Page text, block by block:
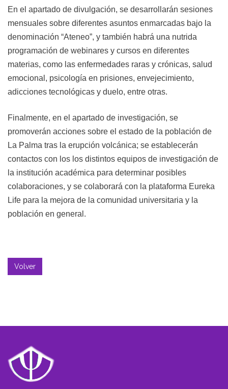
En el apartado de divulgación, se desarrollarán sesiones
mensuales sobre diferentes asuntos enmarcadas bajo la
denominación “Ateneo”, y también habrá una nutrida
programación de webinares y cursos en diferentes
materias, como las enfermedades raras y crónicas, salud
emocional, psicología en prisiones, envejecimiento,
adicciones tecnológicas y duelo, entre otras.
Finalmente, en el apartado de investigación, se
promoverán acciones sobre el estado de la población de
La Palma tras la erupción volcánica; se establecerán
contactos con los los distintos equipos de investigación de
la institución académica para determinar posibles
colaboraciones, y se colaborará con la plataforma Eureka
Life para la mejora de la comunidad universitaria y la
población en general.
Volver